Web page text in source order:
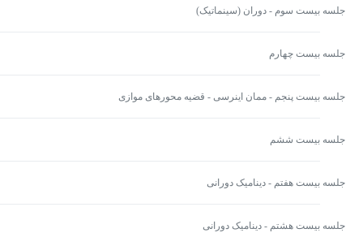
جلسه بیست سوم - دوران (سینماتیک)
جلسه بیست چهارم
جلسه بیست پنجم - ممان اینرسی - قضیه محورهای موازی
جلسه بیست ششم
جلسه بیست هفتم - دینامیک دورانی
جلسه بیست هشتم - دینامیک دورانی